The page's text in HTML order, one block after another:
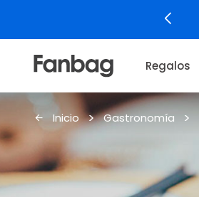
Regalos
Inicio Gastronomía